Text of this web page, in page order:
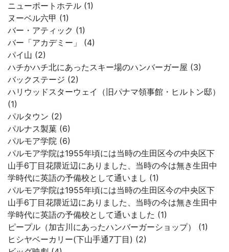
ニューポートホテル (1)
ヌーベル六甲 (1)
バー・アティック (1)
バー「アカデミー」 (4)
パイ山 (2)
ハチかハチ北にあったスキー場のハンバーガー屋 (3)
バックステージ (2)
ハリウッドスターウェイ（旧パナマ領事館・ヒルトン邸）
(1)
パルタウン (2)
パルナス製菓 (6)
パルモア学院 (6)
パルモア学院は1955年頃には当時の生田区今の中央区下
山手6丁目花隈近辺にありました、当時の今は無き生田中
学時代に英語の予備校として通いまし (1)
パルモア学院は1955年頃には当時の生田区今の中央区下
山手6丁目花隈近辺にありました、当時の今は無き生田中
学時代に英語の予備校として通いました (1)
ピープル（加古川にあったハンバーガーショップ） (1)
ヒシヤベーカリー(下山手通7丁目) (2)